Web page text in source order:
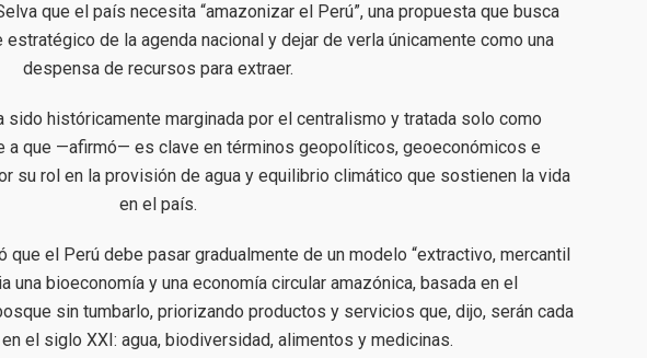
que el país necesita “amazonizar el Perú”, una propuesta que busca
de la agenda nacional y dejar de verla únicamente como una
despensa de recursos para extraer.
sido históricamente marginada por el centralismo y tratada solo como
a que —afirmó— es clave en términos geopolíticos, geoeconómicos e
su rol en la provisión de agua y equilibrio climático que sostienen la vida
en el país.
que el Perú debe pasar gradualmente de un modelo “extractivo, mercantil
una bioeconomía y una economía circular amazónica, basada en el
sin tumbarlo, priorizando productos y servicios que, dijo, serán cada
el siglo XXI: agua, biodiversidad, alimentos y medicinas.